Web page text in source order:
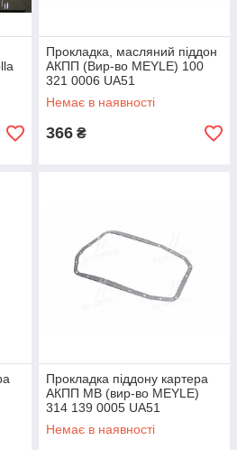
Прокладка, масляний піддон
АКПП (Вир-во MEYLE) 100
321 0006 UA51
Немає в наявності
366 ₴
Прокладка піддону картера
АКПП MB (вир-во MEYLE)
314 139 0005 UA51
Немає в наявності